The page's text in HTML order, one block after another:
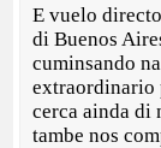
E vuelo
di Buenos
cuminsando
extraordinario
cerca ainda di
tambe nos